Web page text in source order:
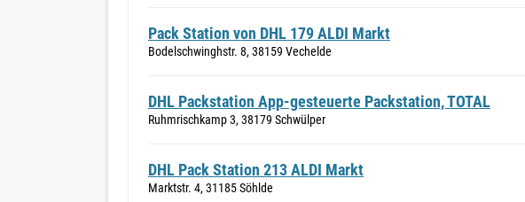
Pack Station von DHL 179 ALDI Markt
Bodelschwinghstr. 8, 38159 Vechelde
DHL Packstation App-gesteuerte Packstation, TOTAL
Ruhmrischkamp 3, 38179 Schwülper
DHL Pack Station 213 ALDI Markt
Marktstr. 4, 31185 Söhlde